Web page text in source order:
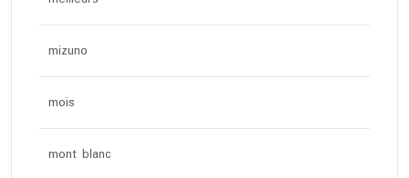
mizuno
mois
mont blanc